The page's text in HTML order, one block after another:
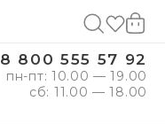
8 800 555 57 92
пн-пт: 10.00 — 19.00
сб: 11.00 — 18.00